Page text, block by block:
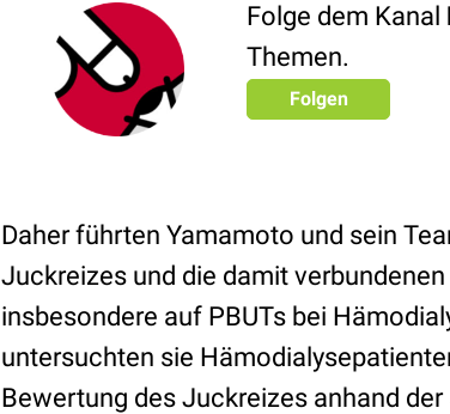
Folge dem Kanal
Themen.
Folgen
Daher führten Yamamoto und sein
Juckreizes und die damit
insbesondere auf PBUTs bei
untersuchten sie
Bewertung des Juckreizes anhand